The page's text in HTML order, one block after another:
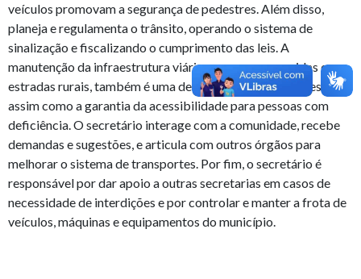
veículos promovam a segurança de pedestres. Além disso,
planeja e regulamenta o trânsito, operando o sistema de
sinalização e fiscalizando o cumprimento das leis. A
manutenção da infraestrutura viária, como ruas, avenidas e
estradas rurais, também é uma de suas responsabilidades,
assim como a garantia da acessibilidade para pessoas com
deficiência. O secretário interage com a comunidade, recebe
demandas e sugestões, e articula com outros órgãos para
melhorar o sistema de transportes. Por fim, o secretário é
responsável por dar apoio a outras secretarias em casos de
necessidade de interdições e por controlar e manter a frota de
veículos, máquinas e equipamentos do município.